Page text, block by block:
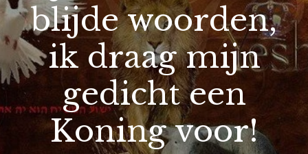
hoofdinhoud
blijde woorden,
ik draag mijn
gedicht een
Koning voor!